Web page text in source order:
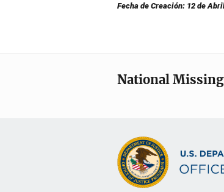
Fecha de Creación: 12 de
National